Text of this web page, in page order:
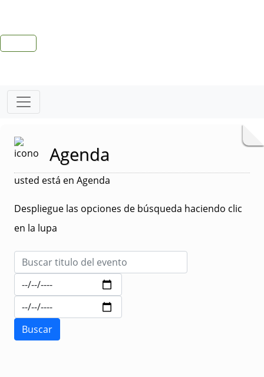
Agenda
usted está en Agenda
Despliegue las opciones de búsqueda haciendo clic
en la lupa